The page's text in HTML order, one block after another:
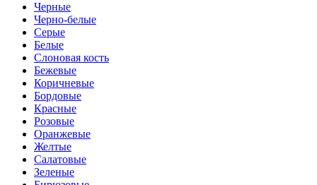
Черные
Черно-белые
Серые
Белые
Слоновая кость
Бежевые
Коричневые
Бордовые
Красные
Розовые
Оранжевые
Желтые
Салатовые
Зеленые